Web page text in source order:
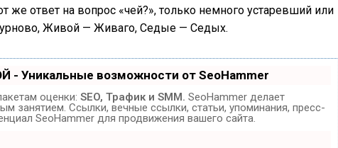
же ответ на вопрос «чей?», только немного устаревший или
Живой — Живаго, Седые — Седых.
Уникальные возможности от SeoHammer
оценки: SEO, Трафик и SMM. SeoHammer делает
занятием. Ссылки, вечные ссылки, статьи, упоминания, пресс-
SeoHammer для продвижения вашего сайта.